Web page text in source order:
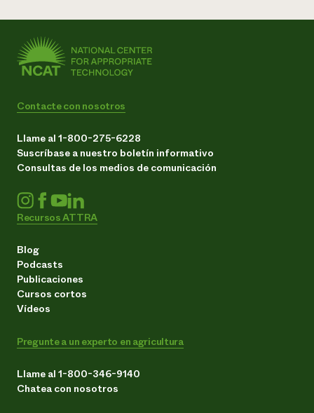
Contacte con nosotros
Llame al 1-800-275-6228
Suscríbase a nuestro boletín informativo
Consultas de los medios de comunicación
Recursos ATTRA
Blog
Podcasts
Publicaciones
Cursos cortos
Vídeos
Pregunte a un experto en agricultura
Llame al 1-800-346-9140
Chatea con nosotros